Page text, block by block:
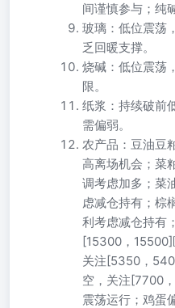
间谨慎参与；纯
玻璃：低位震荡
乏回暖支撑。
烧碱：低位震荡
限。
纸浆：持续破前
需偏弱。
农产品：豆油豆
高离场机会；菜
调考虑加多；菜
虑减仓持有；棕
利考虑减仓持有
[15300，15500]
关注[5350，
空，关注[7700
震荡运行；鸡蛋